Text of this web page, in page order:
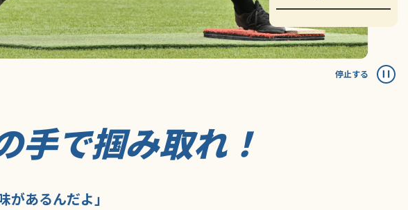
停止する
手で掴み取れ！
があるんだよ」